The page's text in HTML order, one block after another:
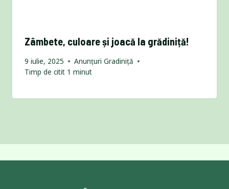
Zâmbete, culoare și joacă la grădiniță!
9 iulie, 2025
Anunțuri Gradiniță
Timp de citit 1 minut